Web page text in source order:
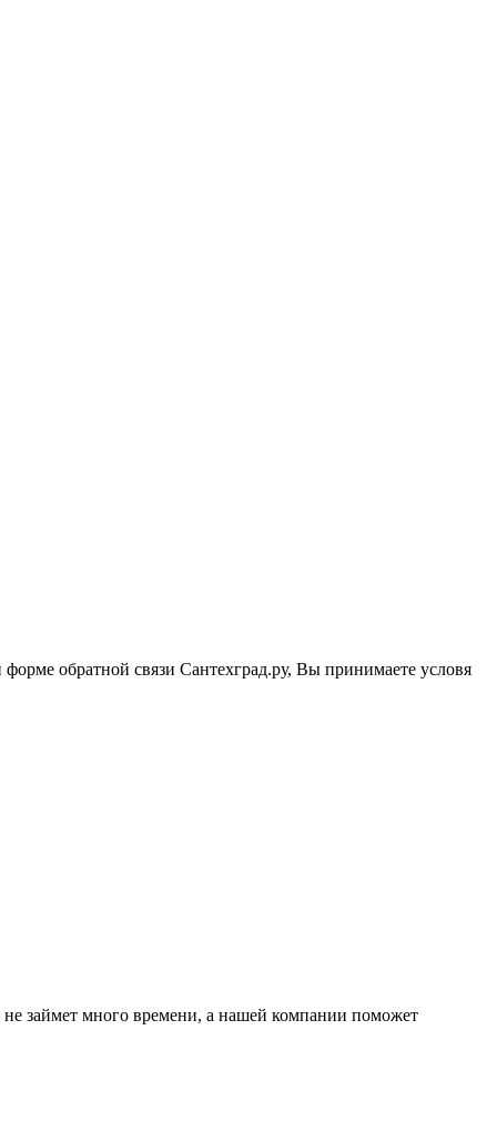
обратной связи Сантехград.ру, Вы принимаете условя
займет много времени, а нашей компании поможет